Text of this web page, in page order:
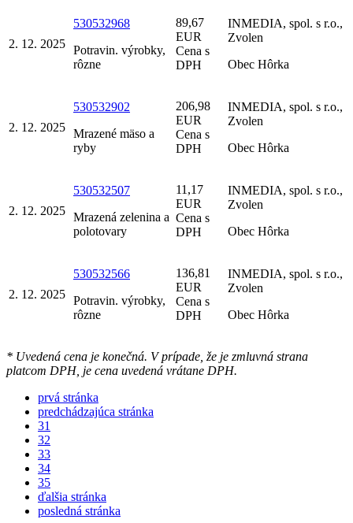
2. 12. 2025
530532968
Potravin. výrobky,
rôzne
89,67
EUR
Cena s
DPH
INMEDIA, spol. s r.o.,
Zvolen
Obec Hôrka
2. 12. 2025
530532902
Mrazené mäso a
ryby
206,98
EUR
Cena s
DPH
INMEDIA, spol. s r.o.,
Zvolen
Obec Hôrka
2. 12. 2025
530532507
Mrazená zelenina a
polotovary
11,17
EUR
Cena s
DPH
INMEDIA, spol. s r.o.,
Zvolen
Obec Hôrka
2. 12. 2025
530532566
Potravin. výrobky,
rôzne
136,81
EUR
Cena s
DPH
INMEDIA, spol. s r.o.,
Zvolen
Obec Hôrka
* Uvedená cena je konečná. V prípade, že je zmluvná strana
platcom DPH, je cena uvedená vrátane DPH.
prvá stránka
predchádzajúca stránka
31
32
33
34
35
ďalšia stránka
posledná stránka